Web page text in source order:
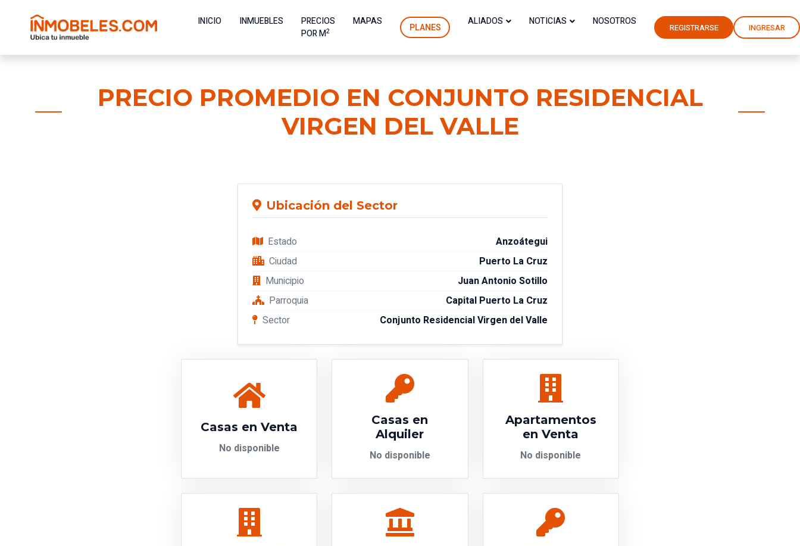
INICIO INMUEBLES
PRECIOS
POR M2
MAPAS PLANES ALIADOS NOTICIAS NOSOTROS REGISTRARSE INGRESAR
PRECIO PROMEDIO EN CONJUNTO RESIDENCIAL
VIRGEN DEL VALLE
Ubicación del Sector
Estado
Anzoátegui
Ciudad
Puerto La Cruz
Municipio
Juan Antonio Sotillo
Parroquia
Capital Puerto La Cruz
Sector
Conjunto Residencial Virgen del Valle
Casas en Venta
No disponible
Casas en
Alquiler
No disponible
Apartamentos
en Venta
No disponible